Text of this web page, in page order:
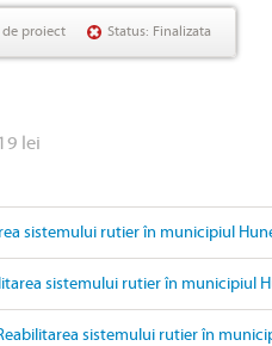
de proiect Status: Finalizata
lei
sistemului rutier în municipiul
sistemului rutier în municipiul
sistemului rutier în